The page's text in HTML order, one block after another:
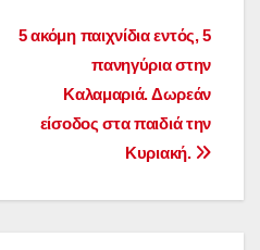
5 ακόμη παιχνίδια εντός, 5
πανηγύρια στην
Καλαμαριά. Δωρεάν
είσοδος στα παιδιά την
Κυριακή.